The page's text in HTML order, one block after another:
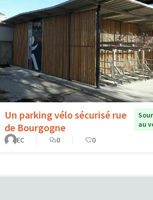
Un parking vélo sécurisé rue
de Bourgogne
au
EC
0 0